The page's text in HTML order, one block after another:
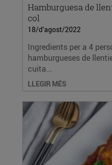
Hamburguesa de
col
18/d’agost/2022
Ingredients per a 4
hamburgueses de
cuita...
LLEGIR MÉS